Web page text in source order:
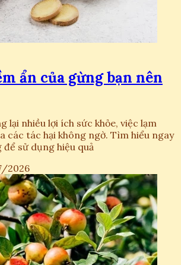
ẩn của gừng bạn nên
lại nhiều lợi ích sức khỏe, việc lạm
các tác hại không ngờ. Tìm hiểu ngay
để sử dụng hiệu quả
2026